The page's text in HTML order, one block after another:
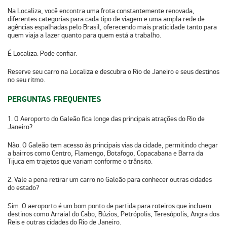
Na Localiza, você encontra umafrota constantemente renovada,
diferentes categorias para cada tipo de viagem e uma ampla rede de
agências espalhadas pelo Brasil, oferecendo mais praticidade tanto para
quem viaja a lazer quanto para quem está a trabalho.
É Localiza. Pode confiar.
Reserve seu carro na Localiza e descubra o Rio de Janeiro e seus destinos
no seu ritmo.
PERGUNTAS FREQUENTES
1. O Aeroporto do Galeão fica longe das principais atrações do Rio de
Janeiro?
Não. O Galeão tem acesso às principais vias da cidade, permitindo chegar
a bairros como Centro, Flamengo, Botafogo, Copacabana e Barra da
Tijuca em trajetos que variam conforme o trânsito.
2. Vale a pena retirar um carro no Galeão para conhecer outras cidades
do estado?
Sim. O aeroporto é um bom ponto de partida para roteiros que incluem
destinos como Arraial do Cabo, Búzios, Petrópolis, Teresópolis, Angra dos
Reis e outras cidades do Rio de Janeiro.